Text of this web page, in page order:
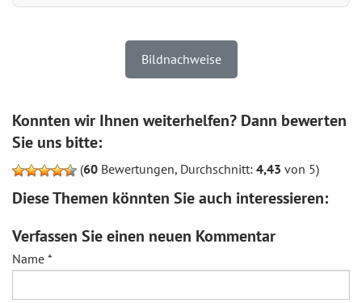
Bildnachweise
Konnten wir Ihnen weiterhelfen? Dann bewerten
Sie uns bitte:
(60 Bewertungen, Durchschnitt: 4,43 von 5)
Diese Themen könnten Sie auch interessieren:
Verfassen Sie einen neuen Kommentar
Name *